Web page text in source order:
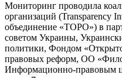
Мониторинг проводила
организаций (Transparency
объединение «ТОРО») в
советом Украины,
политики, Фондом
правовых реформ, ОО
Информационно-правовым